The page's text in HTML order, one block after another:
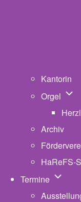
Kantorin
Orgel
Archiv
HaReFS-
Termine